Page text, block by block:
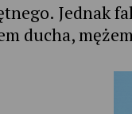
Jednak
ducha,